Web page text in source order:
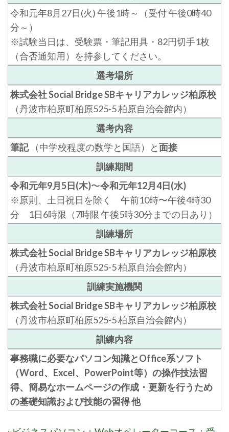
令和元年8月27日(火) 午後1時～（受付 午後0時40
分～）
※試験当日は、受験票・筆記用具・82円切手1枚
（合否通知用）を持参してください。
選考場所
株式会社 Social Bridge SBキャリアカレッジ柏原校
（丹波市柏原町柏原525-5 柏原自治会館内）
選考内容
筆記（中学校程度の数学と国語）と面接
訓練期間
令和元年9月5日(木)〜令和元年12月4日(水)
※原則、土日祝日を除く 午前10時〜午後4時30
分 1日6時限（7時限 午後5時30分までの日あり）
訓練場所
株式会社 Social Bridge SBキャリアカレッジ柏原校
（丹波市柏原町柏原525-5 柏原自治会館内）
訓練実施機関
株式会社 Social Bridge SBキャリアカレッジ柏原校
（丹波市柏原町柏原525-5 柏原自治会館内）
訓練内容
事務職に必要なパソコン知識とOffice系ソフト
（Word、Excel、PowerPoint等）の操作技法習
得、簡易なホームページの作成・更新を行うため
の基礎知識および技能の習得 他